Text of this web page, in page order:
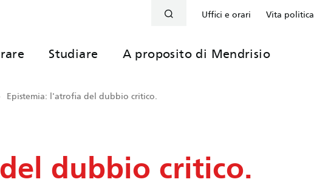
Uffici e orari Vita politica
Studiare A proposito di Mendrisio
Epistemia: l'atrofia del dubbio critico.
dubbio critico.